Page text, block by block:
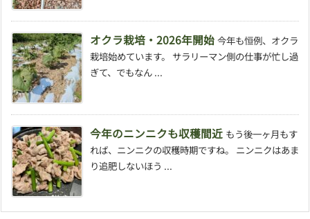
オクラ栽培・2026年開始 今年も恒例、オクラ
栽培始めています。 サラリーマン側の仕事が忙し過
ぎて、でもなん ...
今年のニンニクも収穫間近 もう後一ヶ月もす
れば、ニンニクの収穫時期ですね。 ニンニクはあま
り追肥しないほう ...